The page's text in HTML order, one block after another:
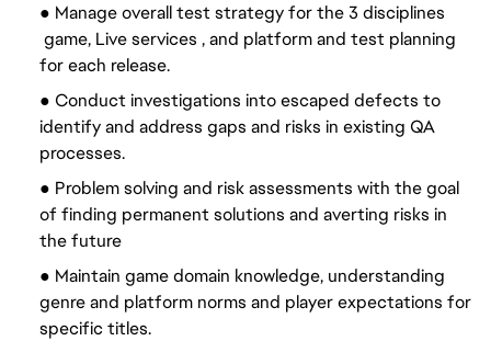
● Manage overall test strategy for the 3 disciplines
game, Live services , and platform and test planning
for each release.
● Conduct investigations into escaped defects to
identify and address gaps and risks in existing QA
processes.
● Problem solving and risk assessments with the goal
of finding permanent solutions and averting risks in
the future
● Maintain game domain knowledge, understanding
genre and platform norms and player expectations for
specific titles.